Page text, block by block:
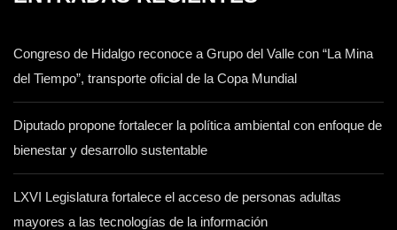
Congreso de Hidalgo reconoce a Grupo del Valle con “La Mina
del Tiempo”, transporte oficial de la Copa Mundial
Diputado propone fortalecer la política ambiental con enfoque de
bienestar y desarrollo sustentable
LXVI Legislatura fortalece el acceso de personas adultas
mayores a las tecnologías de la información